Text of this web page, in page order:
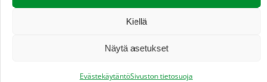
Kiellä
Näytä asetukset
EvästekäytäntöSivuston tietosuoja